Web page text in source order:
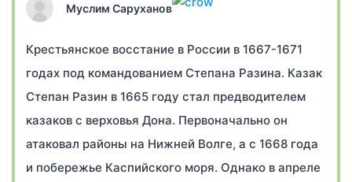
Муслим Саруханов
Крестьянское восстание в России в 1667-1671
годах под командованием Степана Разина. Казак
Степан Разин в 1665 году стал предводителем
казаков с верховья Дона. Первоначально он
атаковал районы на Нижней Волге, а с 1668 года
и побережье Каспийского моря. Однако в апреле